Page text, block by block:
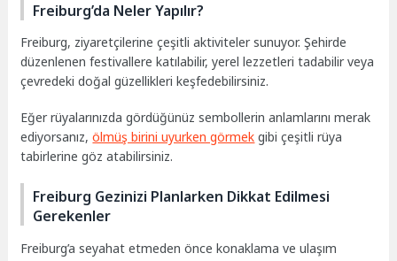
Freiburg’da Neler Yapılır?
Freiburg, ziyaretçilerine çeşitli aktiviteler sunuyor. Şehirde
düzenlenen festivallere katılabilir, yerel lezzetleri tadabilir veya
çevredeki doğal güzellikleri keşfedebilirsiniz.
Eğer rüyalarınızda gördüğünüz sembollerin anlamlarını merak
ediyorsanız,ölmüş birini uyurken görmek gibi çeşitli rüya
tabirlerine göz atabilirsiniz.
Freiburg Gezinizi Planlarken Dikkat Edilmesi
Gerekenler
Freiburg’a seyahat etmeden önce konaklama ve ulaşım